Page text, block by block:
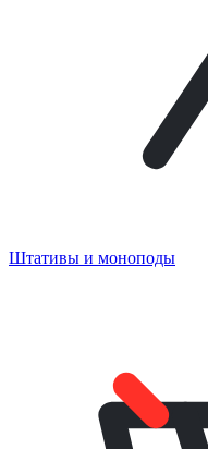
Штативы и моноподы